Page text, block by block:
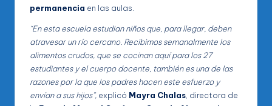
permanencia en las aulas.
“En esta escuela estudian niños que, para llegar, deben
atravesar un río cercano. Recibimos semanalmente los
alimentos crudos, que se cocinan aquí para los 27
estudiantes y el cuerpo docente, también es una de las
razones por la que los padres hacen este esfuerzo y
envían a sus hijos”, explicó Mayra Chalas, directora de